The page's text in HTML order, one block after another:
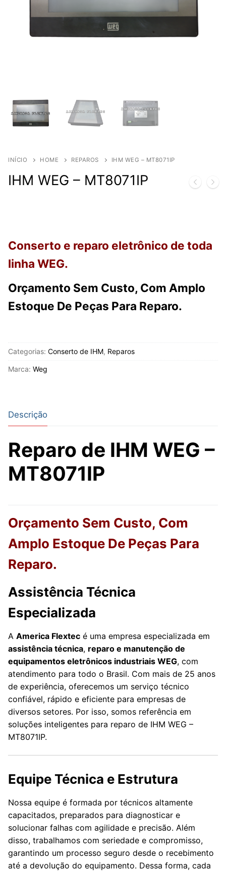
INÍCIO HOME REPAROS IHM WEG – MT8071IP
IHM WEG – MT8071IP
Conserto e reparo eletrônico de toda
linha WEG.
Orçamento Sem Custo, Com Amplo
Estoque De Peças Para Reparo.
Categorias: Conserto de IHM, Reparos
Marca: Weg
Descrição
Reparo de IHM WEG –
MT8071IP
Orçamento Sem Custo, Com
Amplo Estoque De Peças Para
Reparo.
Assistência Técnica
Especializada
A America Flextec é uma empresa especializada em
assistência técnica, reparo e manutenção de
equipamentos eletrônicos industriais WEG, com
atendimento para todo o Brasil. Com mais de 25 anos
de experiência, oferecemos um serviço técnico
confiável, rápido e eficiente para empresas de
diversos setores. Por isso, somos referência em
soluções inteligentes para reparo de IHM WEG –
MT8071IP.
Equipe Técnica e Estrutura
Nossa equipe é formada por técnicos altamente
capacitados, preparados para diagnosticar e
solucionar falhas com agilidade e precisão. Além
disso, trabalhamos com seriedade e compromisso,
garantindo um processo seguro desde o recebimento
até a devolução do equipamento. Dessa forma, cada